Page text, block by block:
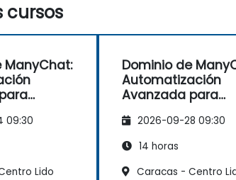
datos e insights
cursos
ManyChat:
09:30
Lido
Dominio de
Automatización
Avanzada para
Marketing
2026-09-28 09:30
14 horas
Caracas - Centro